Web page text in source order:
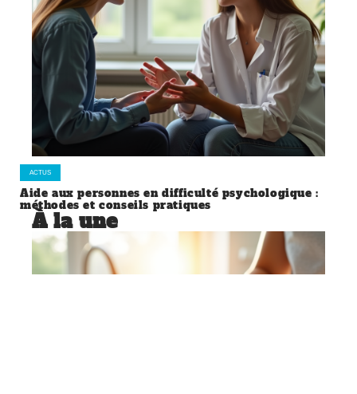
ACTUS
Aide aux personnes en difficulté psychologique :
méthodes et conseils pratiques
À la une